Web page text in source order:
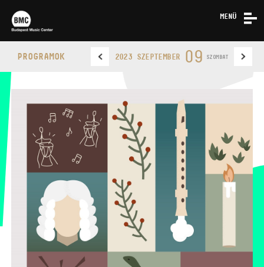
MENÜ
KAPCSOLAT
BUDAPEST MUSIC CENTER TELEFON
PROGRAMOK 2023 SZEPTEMBER 09 SZOMBAT